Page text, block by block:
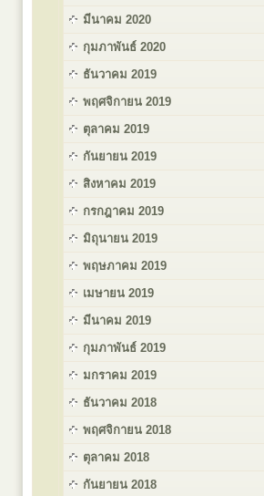
มีนาคม 2020
กุมภาพันธ์ 2020
ธันวาคม 2019
พฤศจิกายน 2019
ตุลาคม 2019
กันยายน 2019
สิงหาคม 2019
กรกฎาคม 2019
มิถุนายน 2019
พฤษภาคม 2019
เมษายน 2019
มีนาคม 2019
กุมภาพันธ์ 2019
มกราคม 2019
ธันวาคม 2018
พฤศจิกายน 2018
ตุลาคม 2018
กันยายน 2018